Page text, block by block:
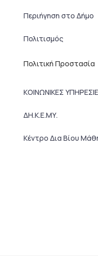
Περιήγηση στο Δήμο
Πολιτισμός
Πολιτική Προστασία
ΚΟΙΝΩΝΙΚΕΣ
ΔΗ.Κ.Ε.ΜΥ.
Κέντρο Δια Βίου